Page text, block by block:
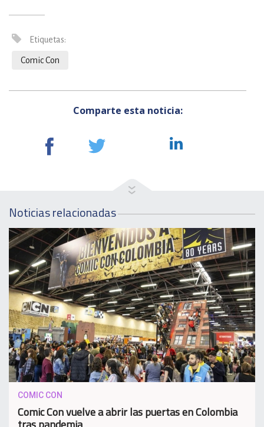
Etiquetas:
Comic Con
Comparte esta noticia:
Noticias relacionadas
COMIC CON
Comic Con vuelve a abrir las puertas en Colombia